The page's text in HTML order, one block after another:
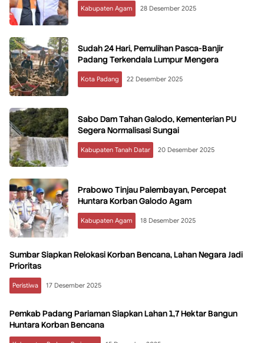
Kabupaten Agam 28 Desember 2025
Sudah 24 Hari, Pemulihan Pasca-Banjir
Padang Terkendala Lumpur Mengera
Kota Padang 22 Desember 2025
Sabo Dam Tahan Galodo, Kementerian PU
Segera Normalisasi Sungai
Kabupaten Tanah Datar 20 Desember 2025
Prabowo Tinjau Palembayan, Percepat
Huntara Korban Galodo Agam
Kabupaten Agam 18 Desember 2025
Sumbar Siapkan Relokasi Korban Bencana, Lahan Negara Jadi
Prioritas
Peristiwa 17 Desember 2025
Pemkab Padang Pariaman Siapkan Lahan 1,7 Hektar Bangun
Huntara Korban Bencana